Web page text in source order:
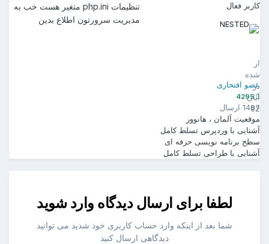
ارسال
شده
در
آبان
92
کاربر فعال
عضو افتخاری
4295
1487 ارسال
موقعیت آلمان ، هانوور
آشنایی با وردپرس تسلط کامل
سطح برنامه نویسی حرفه ای
آشنایی با طراحی تسلط کامل
تنظیمات php.ini متغیر هست خب به
مدیریت سرورتون اطلاع بدین
لطفا برای ارسال دیدگاه وارد شوید
شما بعد از اینکه وارد حساب کاربری خود شدید می توانید
دیدگاهی ارسال کنید